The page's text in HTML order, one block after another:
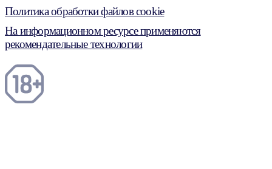
Политика обработки файлов cookie
На информационном ресурсе применяются
рекомендательные технологии